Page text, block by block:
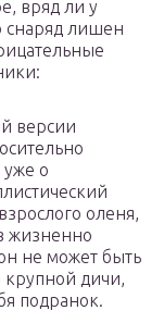
вряд ли у
снаряд лишен
версии
о
оленя,
жизненно
не может быть
крупной дичи,
подранок.